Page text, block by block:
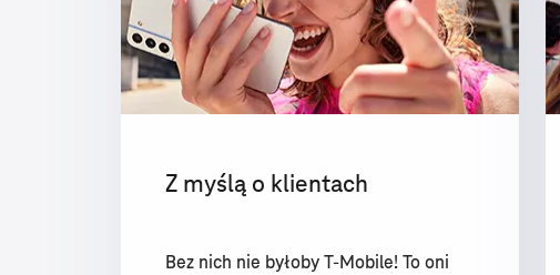
Z myślą o klientach
Bez nich nie byłoby T-Mobile! To oni